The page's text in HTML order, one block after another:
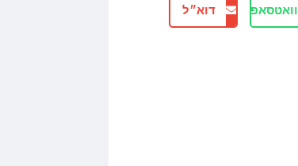
וואטסאפ דוא״ל